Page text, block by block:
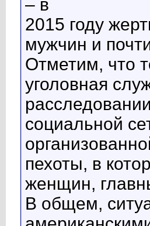
– в
2015 году
мужчин и
Отметим, что
уголовная
социальной
пехоты, в
женщин,
В общем,